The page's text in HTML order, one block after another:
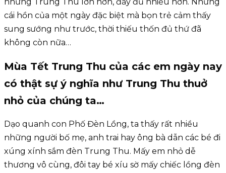
cái hồn của một ngày đặc biệt mà bọn trẻ cảm thấy
sung sướng như trước, thời thiếu thốn đủ thứ đã
không còn nữa…
Mùa Tết Trung Thu của các em ngày nay
có thật sự ý nghĩa như Trung Thu thuở
nhỏ của chúng ta…
Dạo quanh con Phố Đèn Lồng, ta thấy rất nhiều
những người bố mẹ, anh trai hay ông bà dẫn các bé đi
xúng xính sắm đèn Trung Thu. Mấy em nhỏ dễ
thương vô cùng, đôi tay bé xíu sờ mấy chiếc lồng đèn